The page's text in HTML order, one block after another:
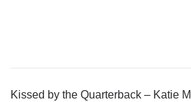
Kissed by the Quarterback – Katie